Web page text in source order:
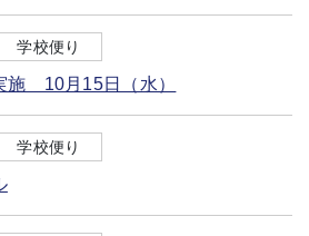
学校便り
施 10月15日（水）
学校便り